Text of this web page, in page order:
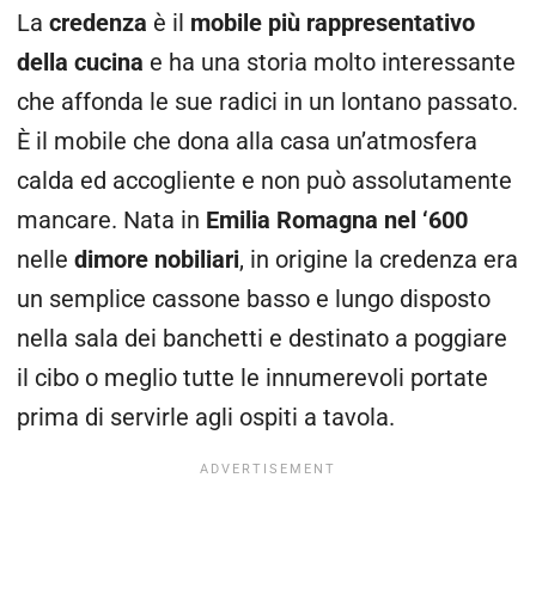
La credenza è il mobile più rappresentativo
della cucina e ha una storia molto interessante
che affonda le sue radici in un lontano passato.
È il mobile che dona alla casa un’atmosfera
calda ed accogliente e non può assolutamente
mancare. Nata in Emilia Romagna nel ‘600
nelle dimore nobiliari, in origine la credenza era
un semplice cassone basso e lungo disposto
nella sala dei banchetti e destinato a poggiare
il cibo o meglio tutte le innumerevoli portate
prima di servirle agli ospiti a tavola.